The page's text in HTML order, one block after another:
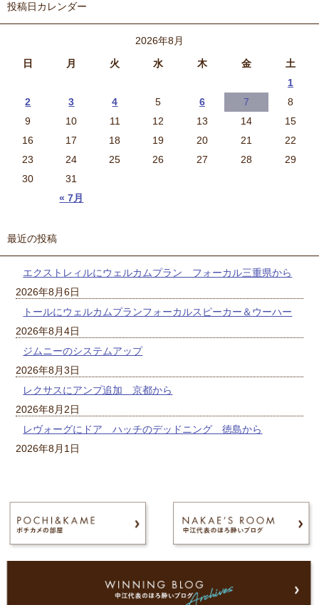
投稿日カレンダー
2026年8月
日
月 火 水 木 金 土
« 7月
1
2
3 4 5 6 7
8
9
10 11 12 13 14
15
16
17 18 19 20 21
22
23
24 25 26 27 28
29
30
31
最近の投稿
エクストレィルにウェルカムプラン フォーカル三重県から
2026年8月6日
トールにウェルカムプランフォーカルスピーカー＆ウーハー
2026年8月4日
ジムニーのシステムアップ
2026年8月3日
レクサスにアンプ追加 京都から
2026年8月2日
レヴォーグにドア ハッチのデッドニング 徳島から
2026年8月1日